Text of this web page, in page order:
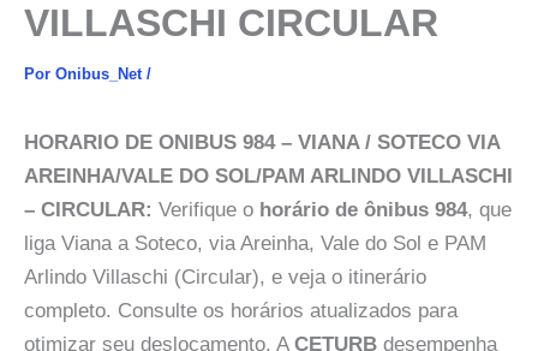
VILLASCHI CIRCULAR
Por Onibus_Net /
HORARIO DE ONIBUS 984 – VIANA / SOTECO VIA
AREINHA/VALE DO SOL/PAM ARLINDO VILLASCHI
– CIRCULAR: Verifique o horário de ônibus 984, que
liga Viana a Soteco, via Areinha, Vale do Sol e PAM
Arlindo Villaschi (Circular), e veja o itinerário
completo. Consulte os horários atualizados para
otimizar seu deslocamento. A CETURB desempenha